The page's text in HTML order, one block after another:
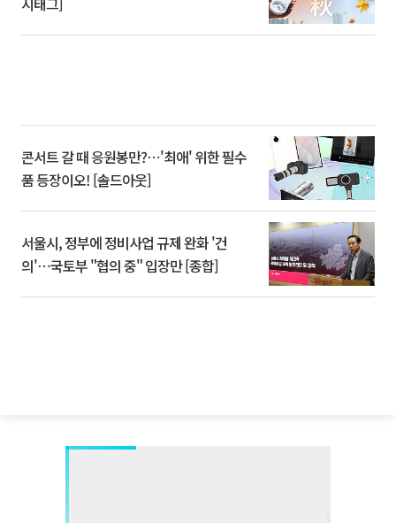
콘서트 갈 때 응원봉만?⋯'최애' 위한 필수
품 등장이오! [솔드아웃]
서울시, 정부에 정비사업 규제 완화 '건
의'⋯국토부 "협의 중" 입장만 [종합]